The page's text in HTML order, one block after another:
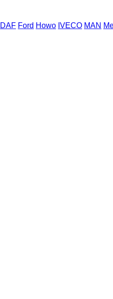
DAF Ford Howo IVECO MAN